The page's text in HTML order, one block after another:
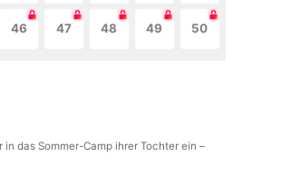
46 47 48 49 50
das Sommer-Camp ihrer Tochter ein –